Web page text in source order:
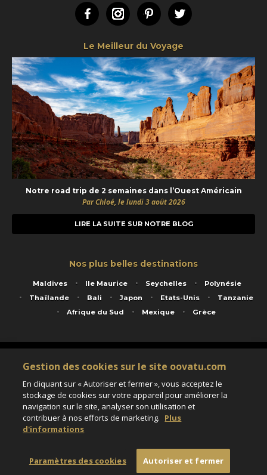
FacebookInstagramPinterestTwitter
Le Meilleur du Voyage
Notre road trip de 2 semaines dans l’Ouest Américain
Par Chloé, le lundi 3 août 2026
LIRE LA SUITE SUR NOTRE BLOG
Nos plus belles destinations
Maldives Ile Maurice Seychelles
Polynésie
Thaïlande
Bali Japon Etats-Unis
Tanzanie
Afrique du Sud
Mexique Grèce
Service animé par Nautil Voyages - 22 rue Georges Picquart 75017 Paris - S.A.S
au capital de 155 696 euros - RCS Paris B 423 671 973 - Code APE 7911Z
Matricule Atout France IM075100020 - Garantie financière Groupama - Agrément IATA
Assurance responsabilité civile et professionnelle HISCOX RCP0081066
Paramètres des cookies
Gestion des cookies sur le site oovatu.com
En cliquant sur « Autoriser et fermer », vous acceptez le
stockage de cookies sur votre appareil pour améliorer la
navigation sur le site, analyser son utilisation et
contribuer à nos efforts de marketing. Plus
d'informations
Paramètres des cookies Autoriser et fermer